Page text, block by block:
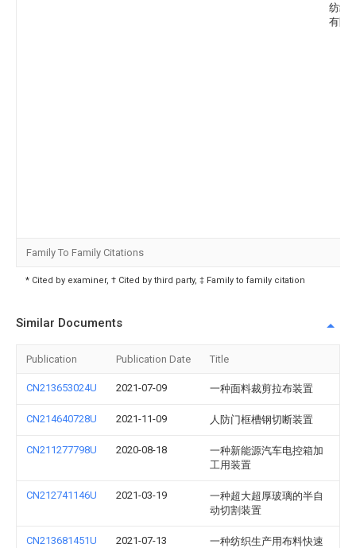
纺织
有限
Family To Family Citations
* Cited by examiner, † Cited by third party, ‡ Family to family citation
Similar Documents
Publication Publication Date Title
CN213653024U 2021-07-09 一种面料裁剪拉布装置
CN214640728U 2021-11-09 人防门框槽钢切断装置
CN211277798U 2020-08-18
一种新能源汽车电控箱加
工用装置
CN212741146U 2021-03-19
一种超大超厚玻璃的半自
动切割装置
CN213681451U 2021-07-13
一种纺织生产用布料快速